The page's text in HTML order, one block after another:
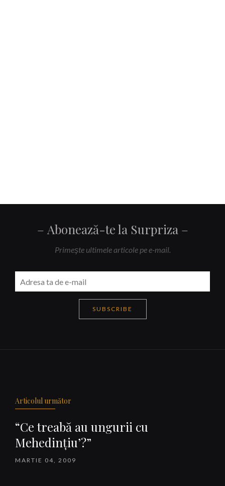
Abonează-te la Surpriza
Primeşte ultimele articole pe e-mail.
SUBSCRIBE
Articolul următor
“Ce treabă au ungurii cu
Mehedinţiu’?”
MARTIE 04, 2009